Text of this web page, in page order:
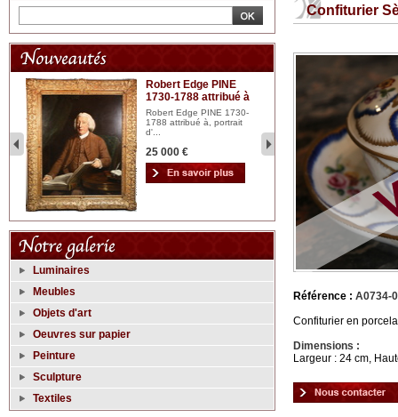
Robert Edge PINE
1730-1788 attribué à
Robert Edge PINE 1730-
1788 attribué à, portrait
d'...
25 000 € 2
Luminaires
Meubles
Objets d'art
Oeuvres sur papier
Peinture
Sculpture
Textiles
Confiturier
Référence : A0734-
Confiturier en
Dimensions :
Largeur : 24 cm,